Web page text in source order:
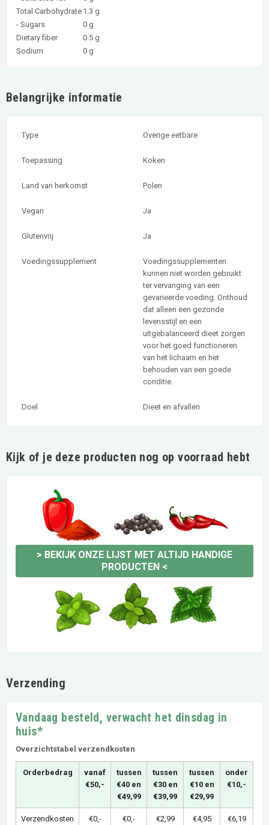
Total Carbohydrate 1.3 g
- Sugars
0 g
Dietary fiber
0.5 g
Sodium
0 g
Belangrijke informatie
Type Overige eetbare
Toepassing Koken
Land van herkomst Polen
Vegan Ja
Glutenvrij Ja
Voedingssupplement
Voedingssupplementen
kunnen niet worden gebruikt
ter vervanging van een
gevarieerde voeding. Onthoud
dat alleen een gezonde
levensstijl en een
uitgebalanceerd dieet zorgen
voor het goed functioneren
van het lichaam en het
behouden van een goede
conditie.
Doel Dieet en afvallen
Kijk of je deze producten nog op voorraad hebt
> BEKIJK ONZE LIJST MET ALTIJD HANDIGE
PRODUCTEN <
Verzending
Vandaag besteld, verwacht het dinsdag in
huis*
Overzichtstabel verzendkosten
Orderbedrag
vanaf
€50,-
tussen
€40 en
€49,99
tussen
€30 en
€39,99
tussen
€10 en
€29,99
onder
€10,-
Verzendkosten
€0,- €0,- €2,99 €4,95 €6,19